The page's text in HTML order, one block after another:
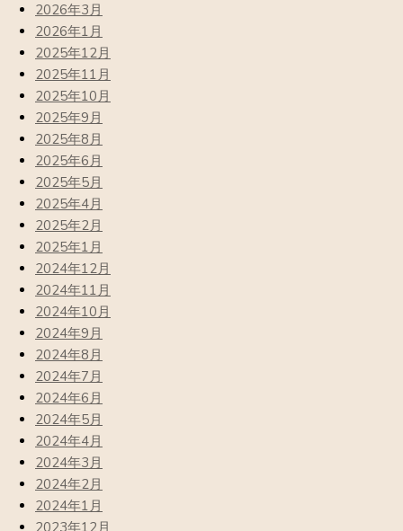
2026年3月
2026年1月
2025年12月
2025年11月
2025年10月
2025年9月
2025年8月
2025年6月
2025年5月
2025年4月
2025年2月
2025年1月
2024年12月
2024年11月
2024年10月
2024年9月
2024年8月
2024年7月
2024年6月
2024年5月
2024年4月
2024年3月
2024年2月
2024年1月